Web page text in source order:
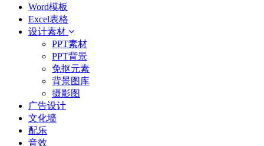
Word模板
Excel表格
设计素材
PPT素材
PPT背景
免抠元素
背景图库
摄影图
广告设计
文化墙
配乐
音效